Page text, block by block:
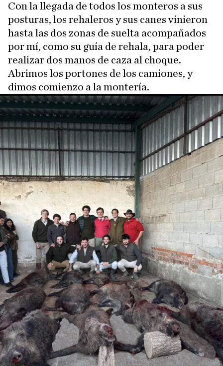
Con la llegada de todos los monteros a sus
posturas, los rehaleros y sus canes vinieron
hasta las dos zonas de suelta acompañados
por mí, como su guía de rehala, para poder
realizar dos manos de caza al choque.
Abrimos los portones de los camiones, y
dimos comienzo a la montería.